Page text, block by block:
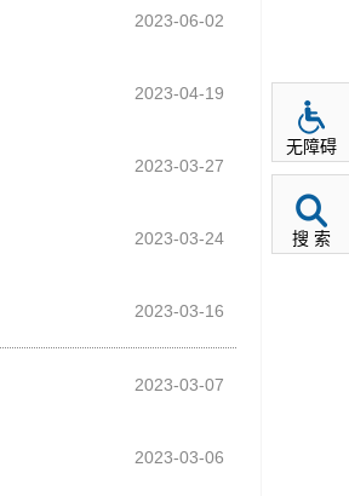
2023-06-02
2023-04-19
2023-03-27
2023-03-24
2023-03-16
2023-03-07
2023-03-06
无障碍
搜 索